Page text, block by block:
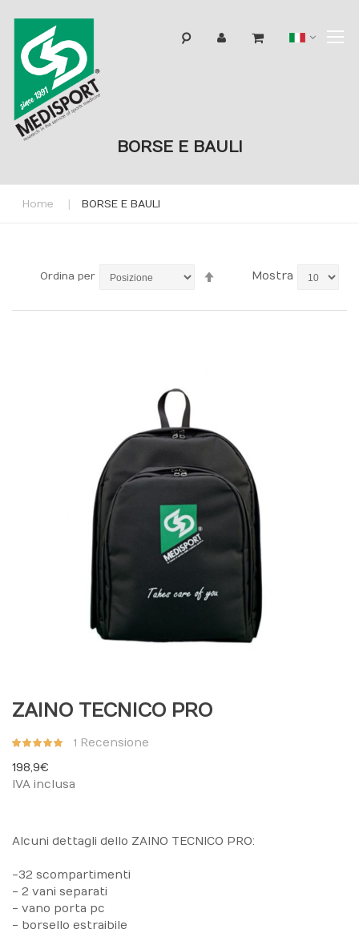
Lingua
BORSE E BAULI
Home BORSE E BAULI
Ordina per
ImpostaMostra
ZAINO TECNICO PRO
Valutazione:
1 Recensione
198,9 €
IVA inclusa
Alcuni dettagli dello ZAINO TECNICO PRO:
-32 scompartimenti
- 2 vani separati
- vano porta pc
- borsello estraibile